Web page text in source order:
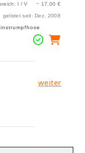
I / V ~ 17,00 €
gelistet seit: Dez. 2008
weiter